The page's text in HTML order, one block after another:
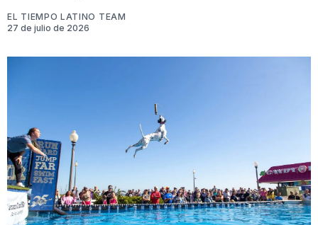
EL TIEMPO LATINO TEAM
27 de julio de 2026